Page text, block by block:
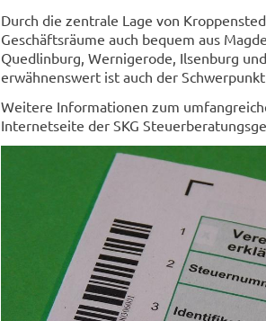
Durch die zentrale Lage von
Geschäftsräume auch bequem aus
Quedlinburg, Wernigerode, Ilsenburg
erwähnenswert ist auch der
Weitere Informationen zum
Internetseite der SKG